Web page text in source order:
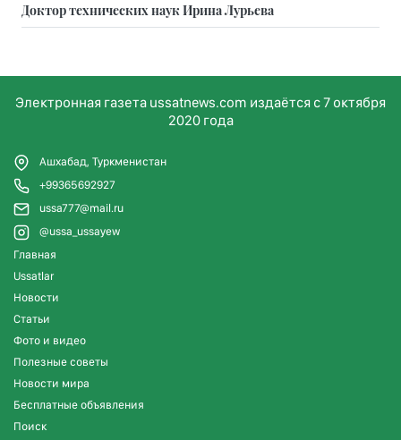
Доктор технических наук Ирина Лурьева
Электронная газета ussatnews.com издаётся с 7 октября
2020 года
Ашхабад, Туркменистан
+99365692927
ussa777@mail.ru
@ussa_ussayew
Главная
Ussatlar
Новости
Статьи
Фото и видео
Полезные советы
Новости мира
Бесплатные объявления
Поиск